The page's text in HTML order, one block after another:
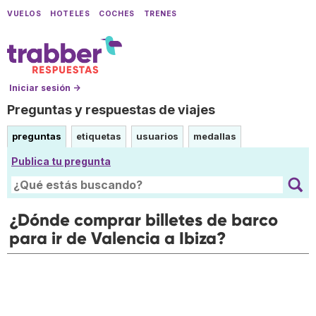
VUELOS HOTELES COCHES TRENES
Iniciar sesión →
Preguntas y respuestas de viajes
preguntas etiquetas usuarios medallas
Publica tu pregunta
¿Dónde comprar billetes de barco
para ir de Valencia a Ibiza?